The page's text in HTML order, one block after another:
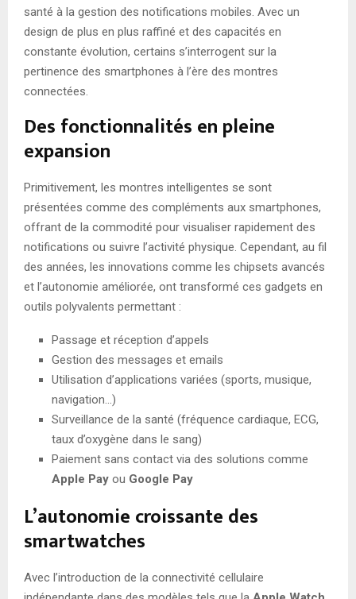
santé à la gestion des notifications mobiles. Avec un
design de plus en plus raffiné et des capacités en
constante évolution, certains s’interrogent sur la
pertinence des smartphones à l’ère des montres
connectées.
Des fonctionnalités en pleine
expansion
Primitivement, les montres intelligentes se sont
présentées comme des compléments aux smartphones,
offrant de la commodité pour visualiser rapidement des
notifications ou suivre l’activité physique. Cependant, au fil
des années, les innovations comme les chipsets avancés
et l’autonomie améliorée, ont transformé ces gadgets en
outils polyvalents permettant :
Passage et réception d’appels
Gestion des messages et emails
Utilisation d’applications variées (sports, musique,
navigation…)
Surveillance de la santé (fréquence cardiaque, ECG,
taux d’oxygène dans le sang)
Paiement sans contact via des solutions comme
Apple Pay ou Google Pay
L’autonomie croissante des
smartwatches
Avec l’introduction de la connectivité cellulaire